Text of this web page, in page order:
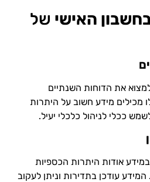
האישי של
את הדוחות השנתיים
מכילים מידע חשוב על היתרות
ככלי לניהול כלכלי יעיל.
אודות היתרות הכספיות
עודכן בתדירות וניתן לעקוב